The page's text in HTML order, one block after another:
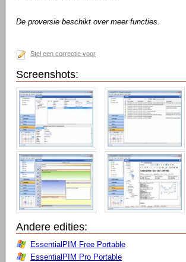
De proversie beschikt over meer functies.
Stel een correctie voor
Screenshots:
Andere edities:
EssentialPIM Free Portable
EssentialPIM Pro Portable